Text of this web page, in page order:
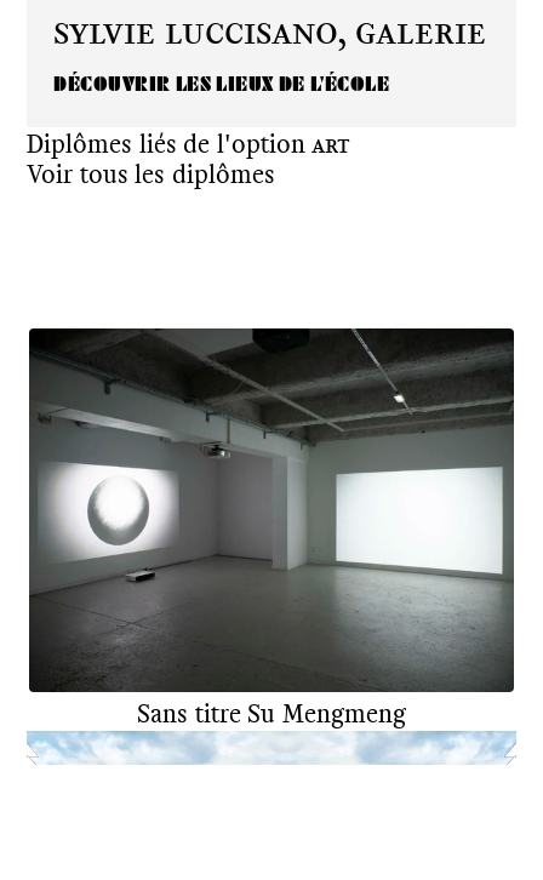
Sylvie Luccisano, Galerie
DÉCOUVRIR LES LIEUX DE L'ÉCOLE
Diplômes liés de l'optionArt
Voir tous les diplômes
Sans titre Su Mengmeng
DNSEP 2023